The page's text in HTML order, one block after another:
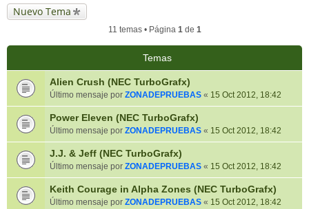
Nuevo Tema
11 temas • Página 1de 1
Temas
Alien Crush (NEC TurboGrafx)
Último mensaje por ZONADEPRUEBAS « 15 Oct 2012, 18:42
Power Eleven (NEC TurboGrafx)
Último mensaje por ZONADEPRUEBAS « 15 Oct 2012, 18:42
J.J. & Jeff (NEC TurboGrafx)
Último mensaje por ZONADEPRUEBAS « 15 Oct 2012, 18:42
Keith Courage in Alpha Zones (NEC TurboGrafx)
Último mensaje por ZONADEPRUEBAS « 15 Oct 2012, 18:42